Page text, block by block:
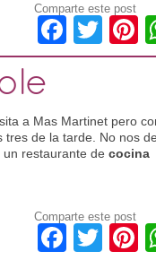
Comparte este post
a Mas Martinet pero
de la tarde. No nos
restaurante de cocina
Comparte este post